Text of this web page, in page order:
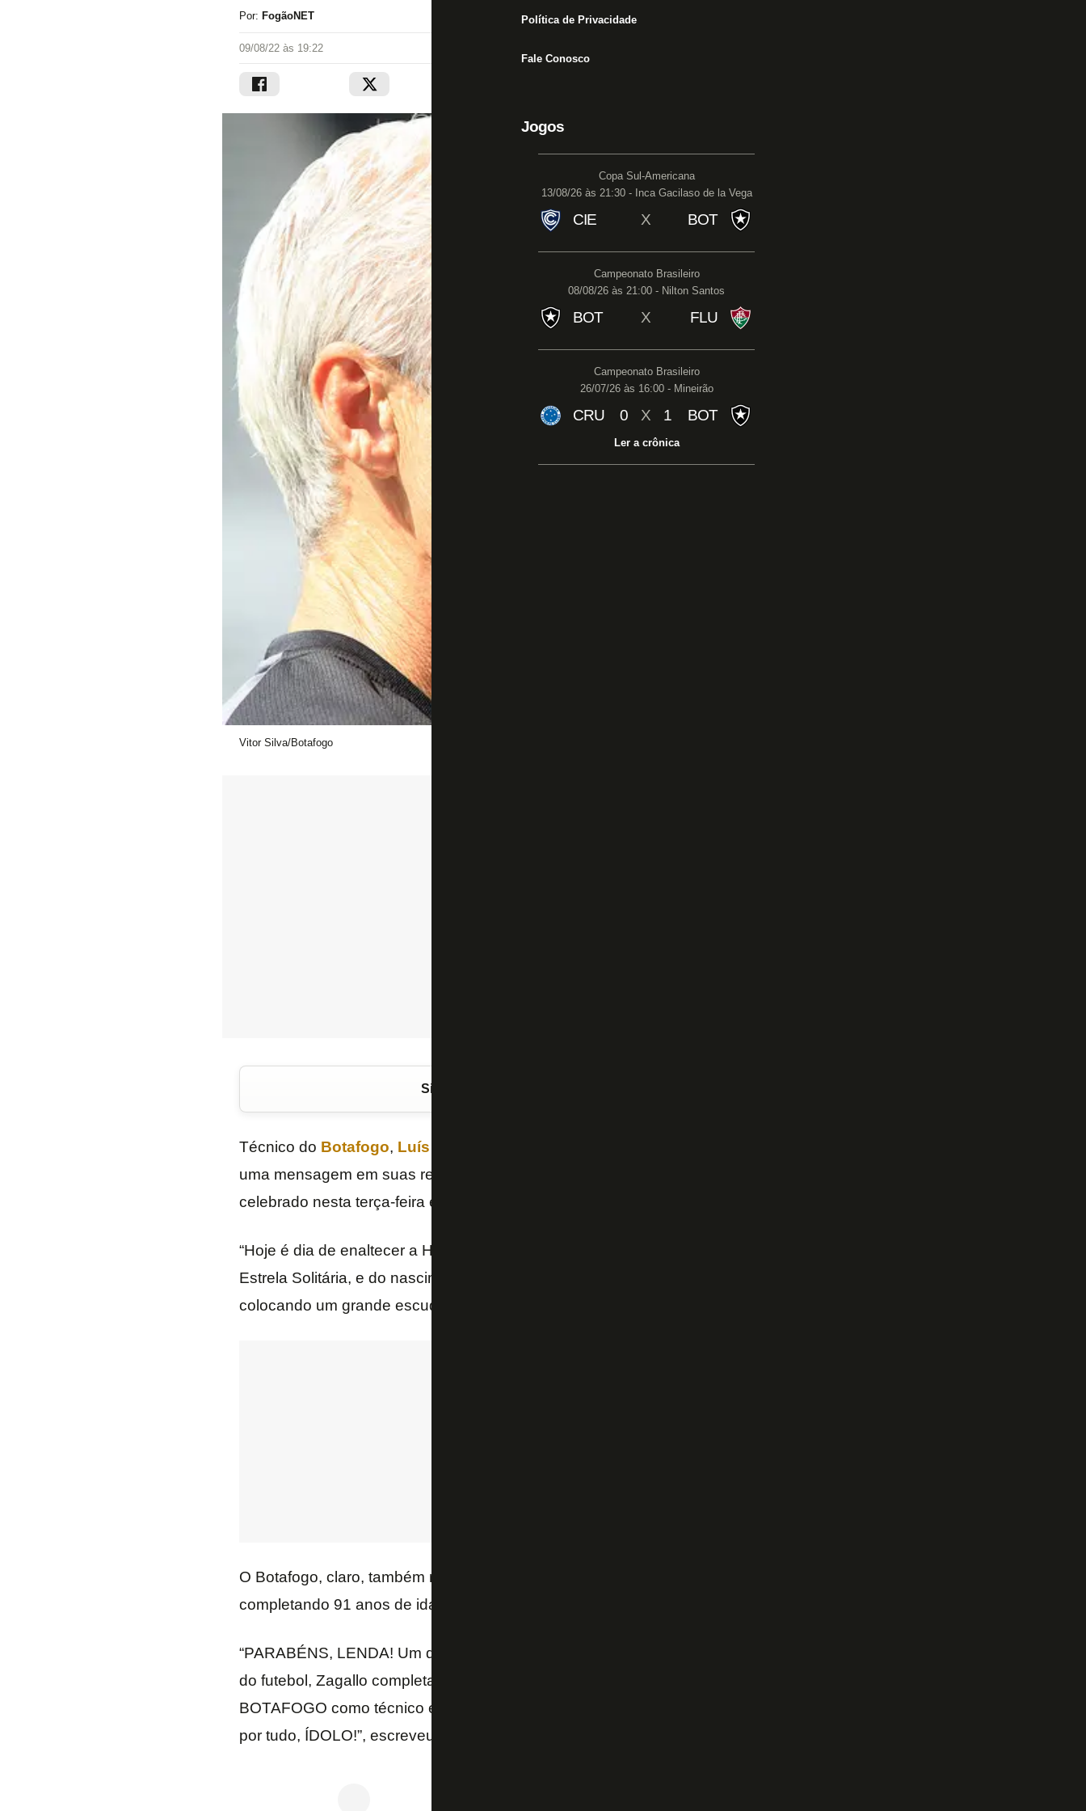
Política de Privacidade
Fale Conosco
Jogos
Copa Sul-Americana
13/08/26 às 21:30 - Inca Gacilaso de la Vega
CIE X BOT
Campeonato Brasileiro
08/08/26 às 21:00 - Nilton Santos
BOT X FLU
Campeonato Brasileiro
26/07/26 às 16:00 - Mineirão
CRU 0 X 1 BOT
Ler a crônica
Por: FogãoNET
09/08/22 às 19:22
Vitor Silva/Botafogo
Siga o FogãoNET
Técnico do Botafogo, Luís Castro
uma mensagem em suas redes sociais em alusão ao
celebrado nesta terça-feira em alusão ao aniversário de
“Hoje é dia de enaltecer a História do Botafogo. É o dia de quem segue com paixão a
Estrela Solitária, e do nascimento do Glorioso Zagallo”, escreveu Luís Castro,
colocando um grande escudo do Botafogo junto à postagem.
O Botafogo, claro, também registrou a data e fez uma homenagem a Zagallo, que está
completando 91 anos de idade.
“PARABÉNS, LENDA! Um dos personagens mais emblemáticos e vitoriosos da história
do futebol, Zagallo completa 91 anos. O aniversário do Velho Lobo, multicampeão no
BOTAFOGO como técnico e jogador, também marca o #DiaDoBotafoguense. Obrigado
por tudo, ÍDOLO!”, escreveu o perfil oficial do Fogão.